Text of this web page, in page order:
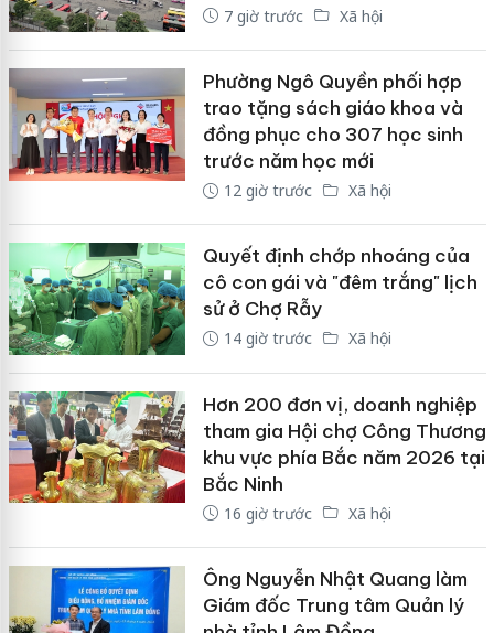
7 giờ trước Xã hội
Phường Ngô Quyền phối hợp
trao tặng sách giáo khoa và
đồng phục cho 307 học sinh
trước năm học mới
12 giờ trước Xã hội
Quyết định chớp nhoáng của
cô con gái và "đêm trắng" lịch
sử ở Chợ Rẫy
14 giờ trước Xã hội
Hơn 200 đơn vị, doanh nghiệp
tham gia Hội chợ Công Thương
khu vực phía Bắc năm 2026 tại
Bắc Ninh
16 giờ trước Xã hội
Ông Nguyễn Nhật Quang làm
Giám đốc Trung tâm Quản lý